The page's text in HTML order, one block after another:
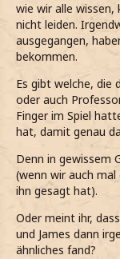
wie wir alle wissen,
nicht leiden.
ausgegangen,
bekommen.
Es gibt welche, die
oder auch
Finger im Spiel
hat, damit genau
Denn in gewissem
(wenn wir auch
ihn gesagt hat).
Oder meint ihr,
und James dann
ähnliches fand?